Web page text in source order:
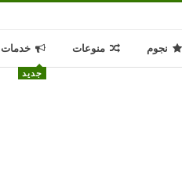
نجوم منوعات خدمات
جديد